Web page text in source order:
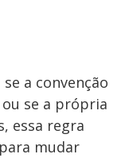
a convenção
se a própria
essa regra
mudar